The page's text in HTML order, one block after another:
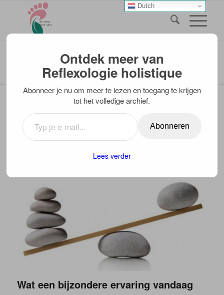
Blog - laatste nieuws
U bevindt zich hier: Home / Blogberichten van Elma /
Wat een bijzondere ervaring vandaag
WAT EEN BIJZONDERE
ERVARING VANDAAG
Wat een bijzondere ervaring vandaag
Dutch
Ontdek meer van
Reflexologie holistique
Abonneer je nu om meer te lezen en toegang te krijgen
tot het volledige archief.
Abonneren
Lees verder